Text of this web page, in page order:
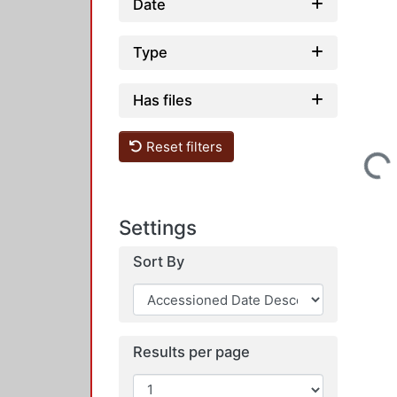
Date
Type
Has files
Reset filters
Settings
Sort By
Results per page
Loading...